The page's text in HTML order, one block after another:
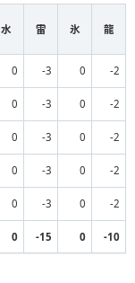
水 雷 氷 龍
0 -3 0 -2
0 -3 0 -2
0 -3 0 -2
0 -3 0 -2
0 -3 0 -2
0 -15 0 -10